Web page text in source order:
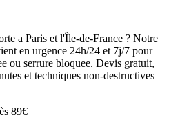
a Paris et l'Île-de-France ? Notre
en urgence 24h/24 et 7j/7 pour
ou serrure bloquee. Devis gratuit,
et techniques non-destructives
89€